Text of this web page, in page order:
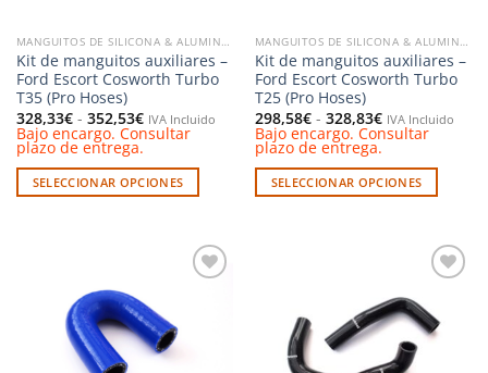
MANGUITOS DE SILICONA & ALUMINIO
Kit de manguitos auxiliares –
Ford Escort Cosworth Turbo
T35 (Pro Hoses)
328,33€ - 352,53€Rango
de
precios:
desde
328,33€
hasta
352,53€
IVA Incluido
Bajo encargo. Consultar
plazo de entrega.
SELECCIONAR OPCIONES
variantes.
opciones
MANGUITOS DE SILICONA & ALUMINIO
Kit de manguitos auxiliares –
Ford Escort Cosworth Turbo
T25 (Pro Hoses)
298,58€ - 328,83€Rango
de
precios:
desde
298,58€
hasta
328,83€
IVA Incluido
Bajo encargo. Consultar
plazo de entrega.
SELECCIONAR OPCIONES
opciones
a la
lista de
deseos